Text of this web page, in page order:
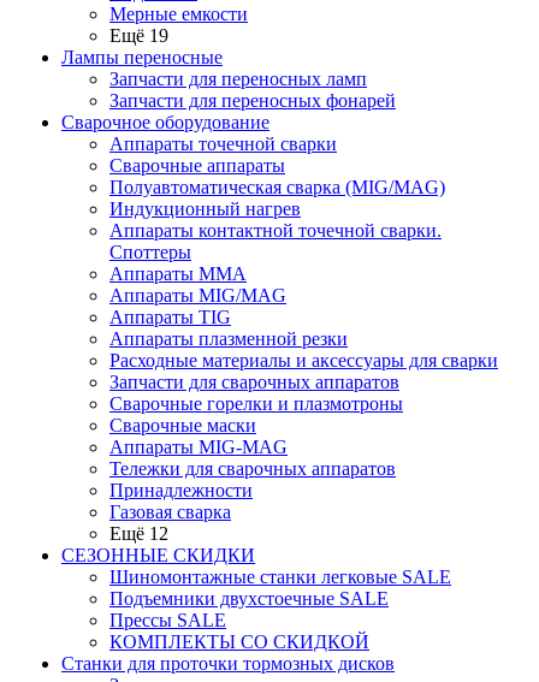
Мерные емкости
Ещё 19
Лампы переносные
Запчасти для переносных ламп
Запчасти для переносных фонарей
Сварочное оборудование
Аппараты точечной сварки
Сварочные аппараты
Полуавтоматическая сварка (MIG/MAG)
Индукционный нагрев
Аппараты контактной точечной сварки.
Споттеры
Аппараты MMA
Аппараты MIG/MAG
Аппараты TIG
Аппараты плазменной резки
Расходные материалы и аксессуары для сварки
Запчасти для сварочных аппаратов
Сварочные горелки и плазмотроны
Сварочные маски
Аппараты MIG-MAG
Тележки для сварочных аппаратов
Принадлежности
Газовая сварка
Ещё 12
СЕЗОННЫЕ СКИДКИ
Шиномонтажные станки легковые SALE
Подъемники двухстоечные SALE
Прессы SALE
КОМПЛЕКТЫ СО СКИДКОЙ
Станки для проточки тормозных дисков